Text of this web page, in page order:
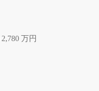
2,780 万円